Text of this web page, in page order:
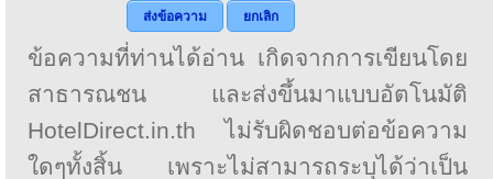
ส่งข้อความ
ยกเลิก
ข้อความที่ท่านได้อ่าน เกิดจากการเขียนโดย
สาธารณชน และส่งขึ้นมาแบบอัตโนมัติ
HotelDirect.in.th ไม่รับผิดชอบต่อข้อความ
ใดๆทั้งสิ้น เพราะไม่สามารถระบุได้ว่าเป็น